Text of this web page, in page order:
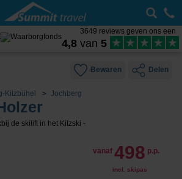
3649 reviews geven ons een
4,8 van 5
Bewaren Delen
Kitzbühel Jochberg
de skilift in het Kitzski -
vanaf 498 p.p.
incl. skipas